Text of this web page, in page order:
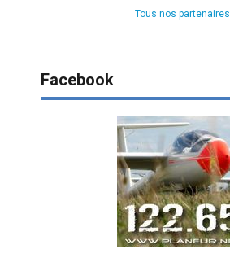
Tous nos partenaires
Facebook